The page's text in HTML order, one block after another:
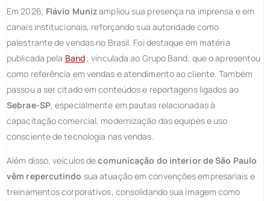
Em 2026, Flávio Munizampliou sua presença na imprensa e em
canais institucionais, reforçando sua autoridade como
palestrante de vendas no Brasil. Foi destaque em matéria
publicada pela Band , vinculada ao Grupo Band, que o apresentou
como referência em vendas e atendimento ao cliente. Também
passou a ser citado em conteúdos e reportagens ligados ao
Sebrae-SP, especialmente em pautas relacionadas à
capacitação comercial, modernização das equipes e uso
consciente de tecnologia nas vendas.
Além disso, veículos decomunicação do interior de São Paulo
vêm repercutindo sua atuação em convenções empresariais e
treinamentos corporativos, consolidando sua imagem como